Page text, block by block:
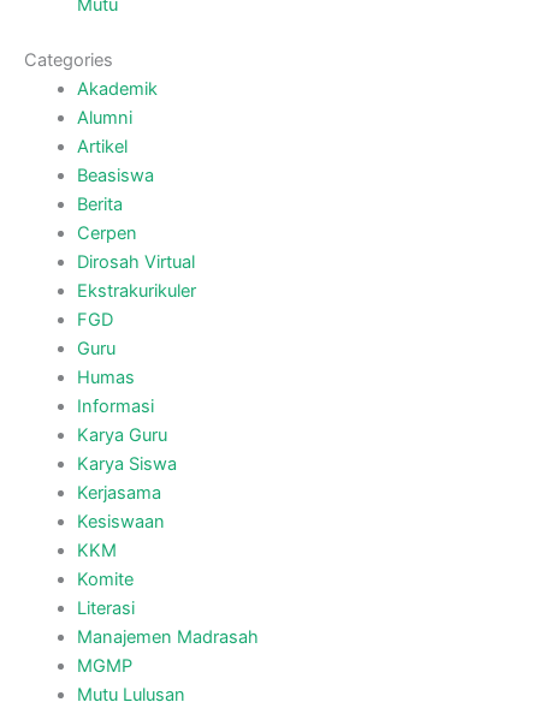
Mutu
Categories
Akademik
Alumni
Artikel
Beasiswa
Berita
Cerpen
Dirosah Virtual
Ekstrakurikuler
FGD
Guru
Humas
Informasi
Karya Guru
Karya Siswa
Kerjasama
Kesiswaan
KKM
Komite
Literasi
Manajemen Madrasah
MGMP
Mutu Lulusan